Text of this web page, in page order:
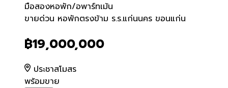
มือสองหอพัก/อพาร์ทเม้น
ขายด่วน หอพักตรงข้าม ร.ร.
ขายด่วน หอพักตรงข้าม ร.ร.แก่นนคร ขอนแก่น
฿19,000,000
ประชาสโมสร
พร้อมขาย